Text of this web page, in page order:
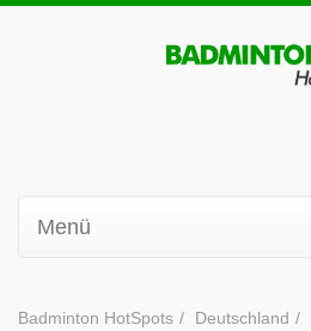
Menü
Badminton HotSpots Deutschland